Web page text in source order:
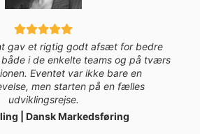
gav et rigtig godt afsæt for bedre
i de enkelte teams og på tværs
Eventet var ikke bare en
men starten på en fælles
udviklingsrejse.
| Dansk Markedsføring